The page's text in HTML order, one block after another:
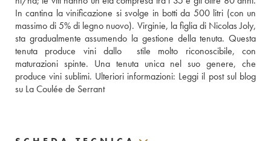
In cantina la vinificazione si svolge in botti da 500 litri (con un
massimo di 5% di legno nuovo). Virginie, la figlia di Nicolas Joly,
sta gradualmente assumendo la gestione della tenuta. Questa
tenuta produce vini dallo  stile molto riconoscibile, con
maturazioni spinte. Una tenuta unica nel suo genere, che
produce vini sublimi. Ulteriori informazioni: Leggi il post sul blog
su La Coulée de Serrant